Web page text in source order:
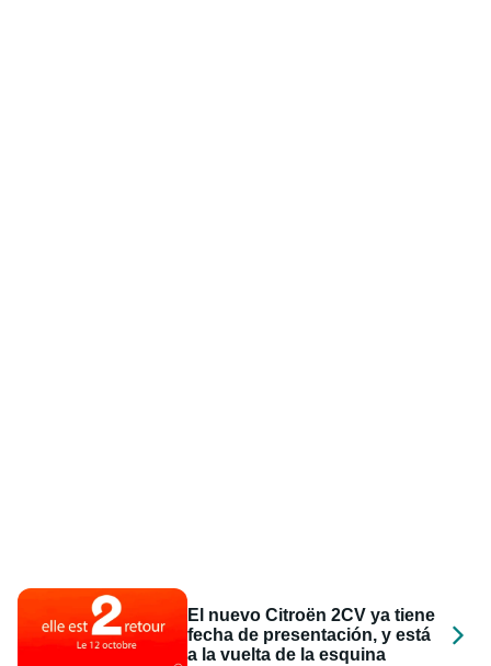
El nuevo Citroën 2CV ya tiene
fecha de presentación, y está
a la vuelta de la esquina